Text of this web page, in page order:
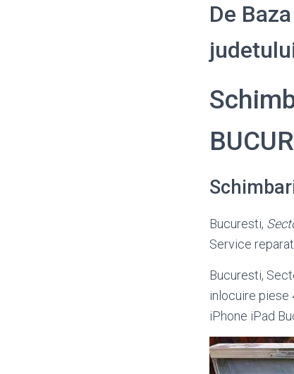
De
Bucuresti,
Service
Bucuresti,
inlocuire piese
iPhone iPad